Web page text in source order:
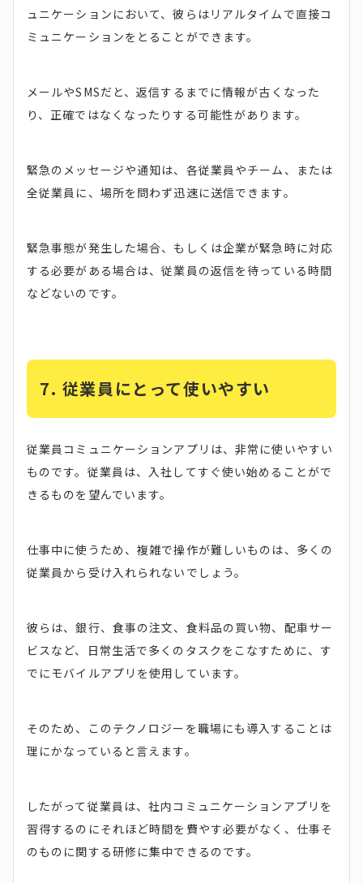
ュニケーションにおいて、彼らはリアルタイムで直接コ
ミュニケーションをとることができます。
メールやSMSだと、返信するまでに情報が古くなった
り、正確ではなくなったりする可能性があります。
緊急のメッセージや通知は、各従業員やチーム、または
全従業員に、場所を問わず迅速に送信できます。
緊急事態が発生した場合、もしくは企業が緊急時に対応
する必要がある場合は、従業員の返信を待っている時間
などないのです。
7. 従業員にとって使いやすい
従業員コミュニケーションアプリは、非常に使いやすい
ものです。従業員は、入社してすぐ使い始めることがで
きるものを望んでいます。
仕事中に使うため、複雑で操作が難しいものは、多くの
従業員から受け入れられないでしょう。
彼らは、銀行、食事の注文、食料品の買い物、配車サー
ビスなど、日常生活で多くのタスクをこなすために、す
でにモバイルアプリを使用しています。
そのため、このテクノロジーを職場にも導入することは
理にかなっていると言えます。
したがって従業員は、社内コミュニケーションアプリを
習得するのにそれほど時間を費やす必要がなく、仕事そ
のものに関する研修に集中できるのです。